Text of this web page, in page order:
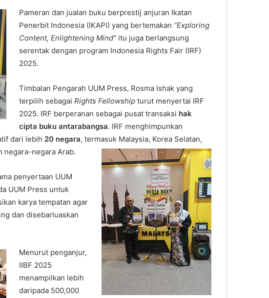
Pameran dan jualan buku berprestij anjuran Ikatan
Penerbit Indonesia (IKAPI) yang bertemakan “Exploring
Content, Enlightening Mind” itu juga berlangsung
serentak dengan program Indonesia Rights Fair (IRF)
2025.
Timbalan Pengarah UUM Press, Rosma Ishak yang
terpilih sebagaiRights Fellowship turut menyertai IRF
2025. IRF berperanan sebagai pusat transaksi hak
cipta buku antarabangsa. IRF menghimpunkan
dari lebih 20 negara, termasuk Malaysia, Korea Selatan,
negara-negara Arab.
penyertaan UUM
UUM Press untuk
karya tempatan agar
dan disebarluaskan
Menurut penganjur,
IIBF 2025
menampilkan lebih
daripada 500,000